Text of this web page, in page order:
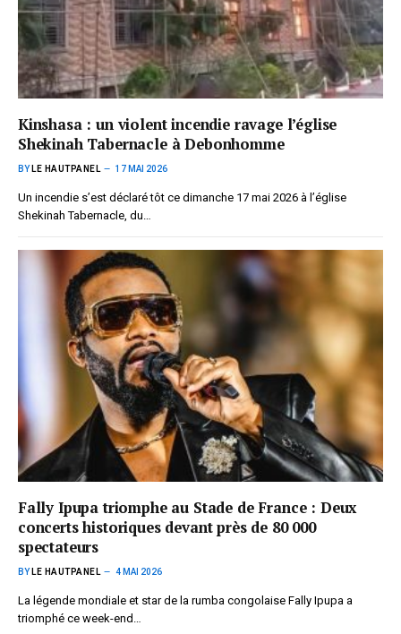
Kinshasa : un violent incendie ravage l’église
Shekinah Tabernacle à Debonhomme
BY LE HAUTPANEL 17 MAI 2026
Un incendie s’est déclaré tôt ce dimanche 17 mai 2026 à l’église
Shekinah Tabernacle, du…
Fally Ipupa triomphe au Stade de France : Deux
concerts historiques devant près de 80 000
spectateurs
BY LE HAUTPANEL 4 MAI 2026
La légende mondiale et star de la rumba congolaise Fally Ipupa a
triomphé ce week-end…